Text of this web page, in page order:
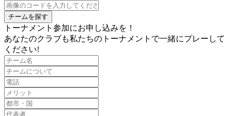
チームを探す
トーナメント参加にお申し込みを！
あなたのクラブも私たちのトーナメントで一緒にプレーして
ください!